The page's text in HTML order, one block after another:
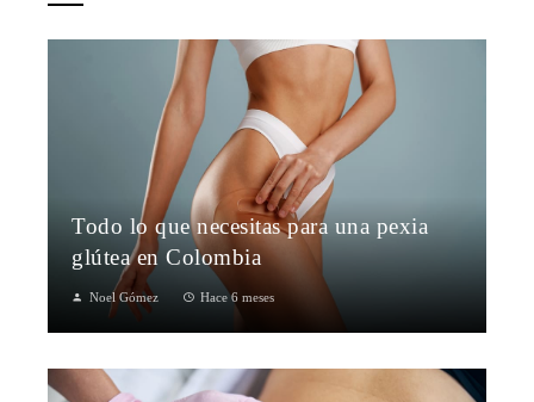
Todo lo que necesitas para una pexia
glútea en Colombia
Noel Gómez Hace 6 meses